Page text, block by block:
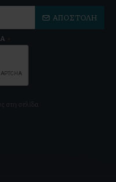
ΑΠΟΣΤΟΛΉ
στη σελίδα